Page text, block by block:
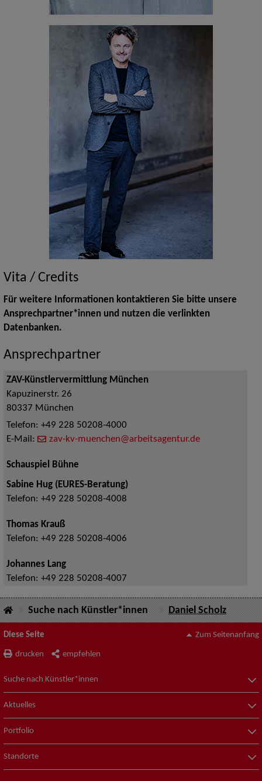
Vita / Credits
Für weitere Informationen kontaktieren Sie bitte unsere
Ansprechpartner*innen und nutzen die verlinkten
Datenbanken.
Ansprechpartner
ZAV-Künstlervermittlung München
Kapuzinerstr. 26
80337 München
Telefon: +49 228 50208-4000
E-Mail:
zav-kv-muenchen@arbeitsagentur.de
Schauspiel Bühne
Sabine Hug (EURES-Beratung)
Telefon: +49 228 50208-4008
Thomas Krauß
Telefon: +49 228 50208-4006
Johannes Lang
Telefon: +49 228 50208-4007
Suche nach Künstler*innen Daniel Scholz
Diese Seite
drucken empfehlen
Zum Seitenanfang
Suche nach Künstler*innen
Aktuelles
Portfolio
Standorte